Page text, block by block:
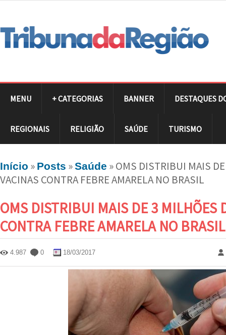
MENU + CATEGORIAS BANNER DESTAQUES
REGIONAIS RELIGIÃO SAÚDE TURISMO
Início » Posts »Saúde »OMS DISTRIBUI MAIS
VACINAS CONTRA FEBRE AMARELA NO BRASIL
OMS DISTRIBUI MAIS DE 3 MILHÕES
CONTRA FEBRE AMARELA NO BRASIL
4.987 0 18/03/2017